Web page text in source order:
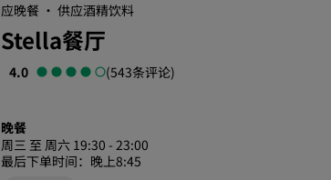
应晚餐 · 供应酒精饮料
Stella餐厅
4.0 (543条评论)
晚餐
周三 至 周六 19:30 - 23:00
最后下单时间：晚上8:45